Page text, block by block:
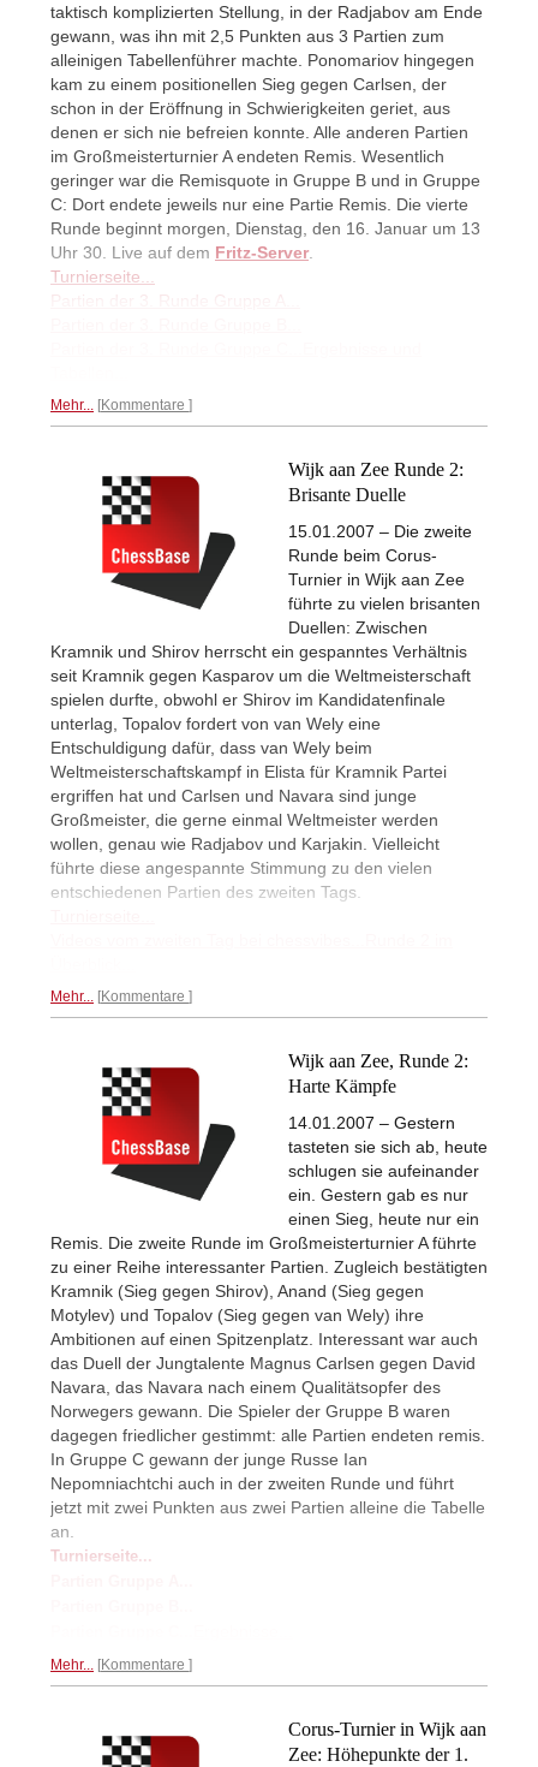
taktisch komplizierten Stellung, in der Radjabov am Ende
gewann, was ihn mit 2,5 Punkten aus 3 Partien zum
alleinigen Tabellenführer machte. Ponomariov hingegen
kam zu einem positionellen Sieg gegen Carlsen, der
schon in der Eröffnung in Schwierigkeiten geriet, aus
denen er sich nie befreien konnte. Alle anderen Partien
im Großmeisterturnier A endeten Remis. Wesentlich
geringer war die Remisquote in Gruppe B und in Gruppe
C: Dort endete jeweils nur eine Partie Remis. Die vierte
Runde beginnt morgen, Dienstag, den 16. Januar um 13
Uhr 30. Live auf dem Fritz-Server
Turnierseite...
Partien der 3. Runde Gruppe A...
Mehr... Kommentare
Wijk aan Zee Runde 2:
Brisante Duelle
15.01.2007 – Die zweite
Runde beim Corus-
Turnier in Wijk aan Zee
führte zu vielen brisanten
Duellen: Zwischen
Kramnik und Shirov herrscht ein gespanntes Verhältnis
seit Kramnik gegen Kasparov um die Weltmeisterschaft
spielen durfte, obwohl er Shirov im Kandidatenfinale
unterlag, Topalov fordert von van Wely eine
Entschuldigung dafür, dass van Wely beim
Weltmeisterschaftskampf in Elista für Kramnik Partei
ergriffen hat und Carlsen und Navara sind junge
Großmeister, die gerne einmal Weltmeister werden
wollen, genau wie Radjabov und Karjakin. Vielleicht
führte diese angespannte Stimmung zu den vielen
entschiedenen Partien des zweiten Tags.
Mehr... Kommentare
Wijk aan Zee, Runde 2:
Harte Kämpfe
14.01.2007 – Gestern
tasteten sie sich ab, heute
schlugen sie aufeinander
ein. Gestern gab es nur
einen Sieg, heute nur ein
Remis. Die zweite Runde im Großmeisterturnier A führte
zu einer Reihe interessanter Partien. Zugleich bestätigten
Kramnik (Sieg gegen Shirov), Anand (Sieg gegen
Motylev) und Topalov (Sieg gegen van Wely) ihre
Ambitionen auf einen Spitzenplatz. Interessant war auch
das Duell der Jungtalente Magnus Carlsen gegen David
Navara, das Navara nach einem Qualitätsopfer des
Norwegers gewann. Die Spieler der Gruppe B waren
dagegen friedlicher gestimmt: alle Partien endeten remis.
In Gruppe C gewann der junge Russe Ian
Nepomniachtchi auch in der zweiten Runde und führt
jetzt mit zwei Punkten aus zwei Partien alleine die Tabelle
an.
Turnierseite...
Mehr... Kommentare
Corus-Turnier in Wijk aan
Zee: Höhepunkte der 1.